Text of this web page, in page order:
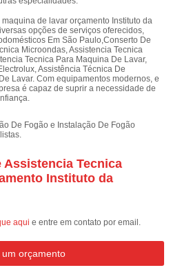
de lavar orçamento Instituto da
opções de serviços oferecidos,
Em São Paulo,Conserto De
Microondas, Assistencia Tecnica
Tecnica Para Maquina De Lavar,
Assistência Técnica De
Lavar. Com equipamentos modernos, e
é capaz de suprir a necessidade de
De Fogão e Instalação De Fogão
Assistencia Tecnica
Instituto da
aqui e entre em contato por email.
um orçamento